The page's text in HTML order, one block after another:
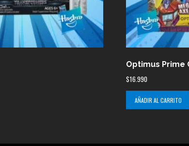
Optimus Prime
$16.990
AÑADIR AL CARRITO